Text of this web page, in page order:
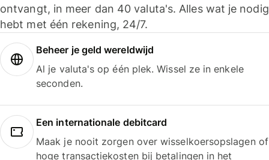
ontvangt, in meer dan 40 valuta's. Alles wat je nodig
hebt met één rekening, 24/7.
Beheer je geld wereldwijd
Al je valuta's op één plek. Wissel ze in enkele
seconden.
Een internationale debitcard
Maak je nooit zorgen over wisselkoersopslagen of
hoge transactiekosten bij betalingen in het